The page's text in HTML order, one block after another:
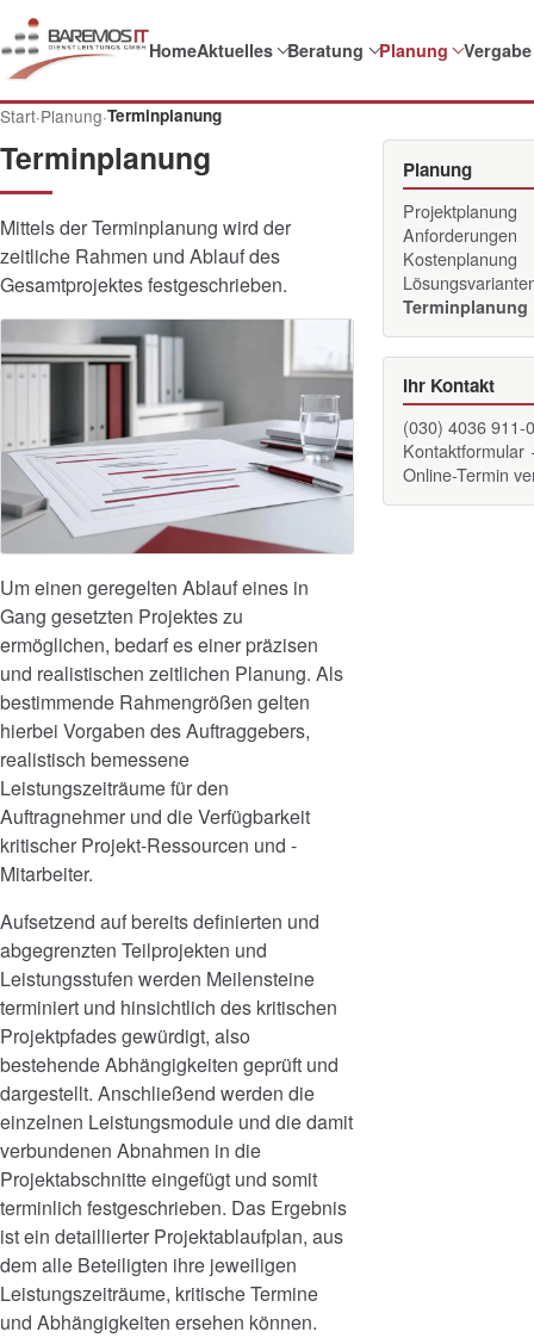
HomeAktuelles Beratung Planung Vergabe
Start·Planung·Terminplanung
Terminplanung
Mittels der Terminplanung wird der
zeitliche Rahmen und Ablauf des
Gesamtprojektes festgeschrieben.
Um einen geregelten Ablauf eines in
Gang gesetzten Projektes zu
ermöglichen, bedarf es einer präzisen
und realistischen zeitlichen Planung. Als
bestimmende Rahmengrößen gelten
hierbei Vorgaben des Auftraggebers,
realistisch bemessene
Leistungszeiträume für den
Auftragnehmer und die Verfügbarkeit
kritischer Projekt-Ressourcen und -
Mitarbeiter.
Aufsetzend auf bereits definierten und
abgegrenzten Teilprojekten und
Leistungsstufen werden Meilensteine
terminiert und hinsichtlich des kritischen
Projektpfades gewürdigt, also
bestehende Abhängigkeiten geprüft und
dargestellt. Anschließend werden die
einzelnen Leistungsmodule und die damit
verbundenen Abnahmen in die
Projektabschnitte eingefügt und somit
terminlich festgeschrieben. Das Ergebnis
ist ein detaillierter Projektablaufplan, aus
dem alle Beteiligten ihre jeweiligen
Leistungszeiträume, kritische Termine
und Abhängigkeiten ersehen können.
Planung
Projektplanung
Anforderungen
Kostenplanung
Terminplanung
Ihr Kontakt
(030) 4036 911-
Online-Termin